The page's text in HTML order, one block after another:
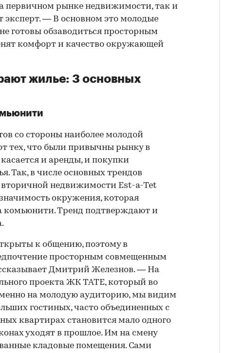
первичном рынке недвижимости, так и
эксперт. — В основном это молодые
готовы обзаводиться просторным
комфорт и качество окружающей
жилье: 3 основных
со стороны наиболее молодой
тех, что были привычны рынку в
и аренды, и покупки
Так, в числе основных трендов
недвижимости Est-a-Tet
окружения, которая
комьюнити. Тренд подтверждают и
к общению, поэтому в
просторным совмещенным
Дмитрий Железнов. — На
проекта ЖК TATE, который во
на молодую аудиторию, мы видим
гостиных, часто объединенных с
квартирах становится мало одного
уходят в прошлое. Им на смену
кладовые помещения. Сами